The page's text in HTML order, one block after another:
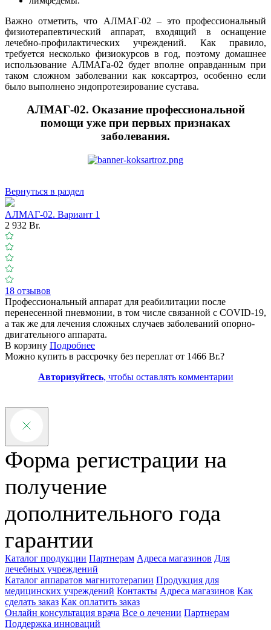
Важно отметить, что АЛМАГ-02 – это профессиональный
физиотерапевтический аппарат, входящий в оснащение
лечебно-профилактических учреждений. Как правило,
требуется несколько физиокурсов в год, поэтому домашнее
использование АЛМАГа-02 будет вполне оправданным при
таком сложном заболевании как коксартроз, особенно если
было выполнено эндопротезирование сустава.
АЛМАГ-02. Оказание профессиональной
помощи уже при первых признаках
заболевания.
Вернуться в раздел
АЛМАГ-02. Вариант 1
2 932 Br.
18 отзывов
Профессиональный аппарат для реабилитации после
перенесенной пневмонии, в том числе связанной с COVID-19,
а так же для лечения сложных случаев заболеваний опорно-
двигательного аппарата.
В корзину Подробнее
Можно купить в рассрочку без переплат от 1466 Br.?
Авторизуйтесь, чтобы оставлять комментарии
Форма регистрации на
получение
дополнительного года
гарантии
Каталог продукции Партнерам Адреса магазинов Для
лечебных учреждений
Каталог аппаратов магнитотерапии Продукция для
медицинских учреждений Контакты Адреса магазинов Как
сделать заказ Как оплатить заказ
Онлайн консультация врача Все о лечении Партнерам
Поддержка инноваций